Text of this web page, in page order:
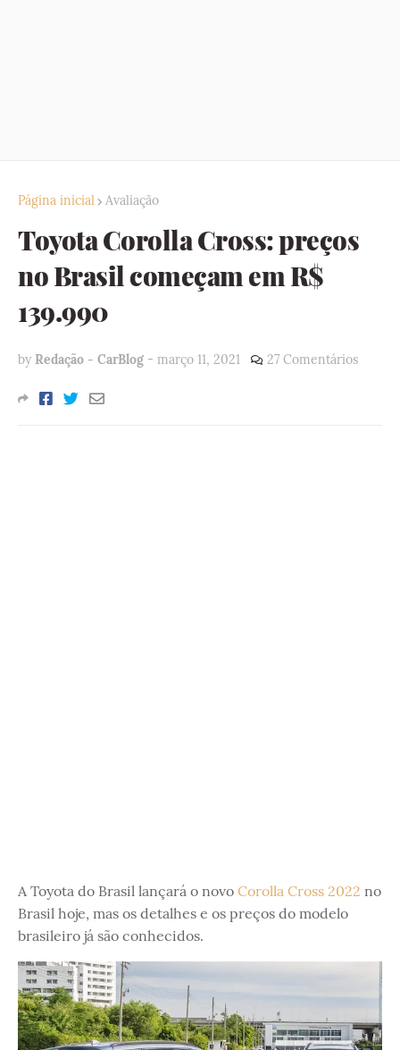
Página inicial Avaliação
Toyota Corolla Cross: preços
no Brasil começam em R$
139.990
by Redação - CarBlog - março 11, 2021 27 Comentários
A Toyota do Brasil lançará o novo Corolla Cross 2022 no
Brasil hoje, mas os detalhes e os preços do modelo
brasileiro já são conhecidos.